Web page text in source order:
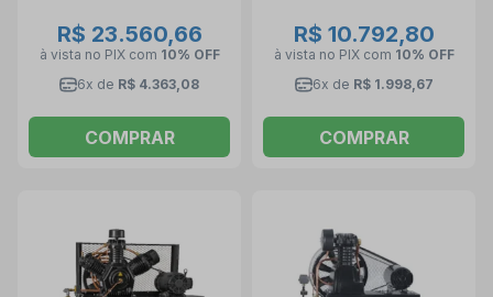
R$ 23.560,66
à vista no PIX com 10% OFF
6x de R$ 4.363,08
COMPRAR
R$ 10.792,80
à vista no PIX com 10% OFF
6x de R$ 1.998,67
COMPRAR